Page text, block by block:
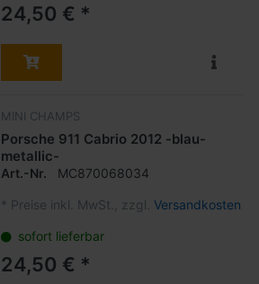
24,50 € *
MINI CHAMPS
Porsche 911 Cabrio 2012 -blau-
metallic-
Art.-Nr. MC870068034
* Preise inkl. MwSt., zzgl. Versandkosten
sofort lieferbar
24,50 € *